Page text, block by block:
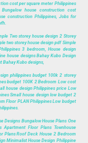
cost per square meter Philippines
house construction cost
construction Philippines, Jobs for
Two storey house design 2 Storey
two storey house design pdf Simple
3 bedroom, House design
house designs Bahay Kubo Design
Bahay Kubo designs,
philippines budget 100k 2 storey
budget 100K 2 Bedroom Low cost
house design Philippines price Low
Small house design low budget 2
Floor PLAN Philippines Low budget
Designs Bungalow House Plans One
Apartment Floor Plans Townhouse
Plans Roof Deck House 2 Bedroom
Minimalist House Design Philippine